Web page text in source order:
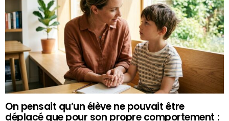
On pensait qu’un élève ne pouvait être
déplacé que pour son propre comportement :